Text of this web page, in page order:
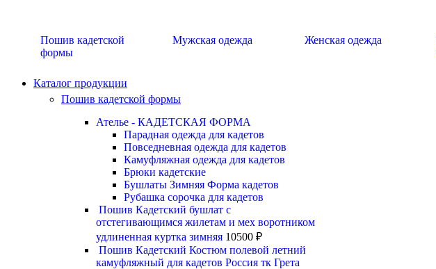
Пошив кадетской
формы
Мужская одежда Женская одежда
Каталог продукции
Пошив кадетской формы
Ателье - КАДЕТСКАЯ ФОРМА
Парадная одежда для кадетов
Повседневная одежда для кадетов
Камуфляжная одежда для кадетов
Брюки кадетские
Бушлаты Зимняя Форма кадетов
Рубашка сорочка для кадетов
Пошив Кадетский бушлат с
отстегивающимся жилетам и мех воротником
удлиненная куртка зимняя 10500 ₽
Пошив Кадетский Костюм полевой летний
камуфляжный для кадетов Россия тк Грета